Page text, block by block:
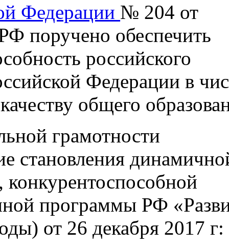
Федерации № 204 от
поручено обеспечить
российского
Федерации в
общего
грамотности
становления
конкурентоспособной
программы РФ
от 26 декабря 2017 г: